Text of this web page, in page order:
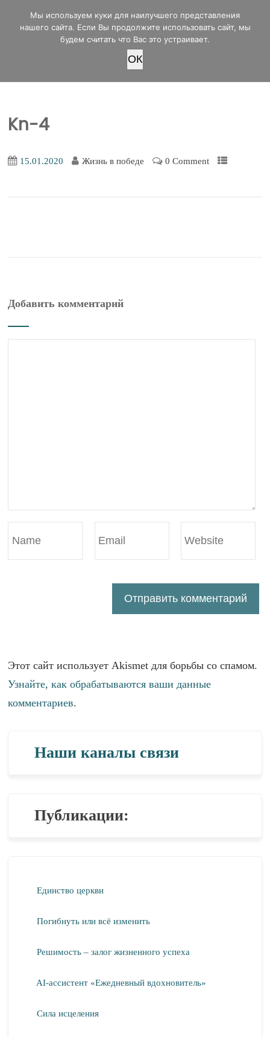
office@lifeinvictory.ru
+7 950 189 4420
Россия, г.Оренбург, ул.Мира 32/2
Kn-4
15.01.2020 Жизнь в победе 0 Comment
Добавить комментарий
Этот сайт использует Akismet для борьбы со спамом.
Узнайте, как обрабатываются ваши данные
комментариев.
Наши каналы связи
Публикации:
Единство церкви
Погибнуть или всё изменить
Решимость – залог жизненного успеха
AI-ассистент «Ежедневный вдохновитель»
Сила исцеления
Мы используем куки для наилучшего представления
нашего сайта. Если Вы продолжите использовать сайт, мы
будем считать что Вас это устраивает.
OК